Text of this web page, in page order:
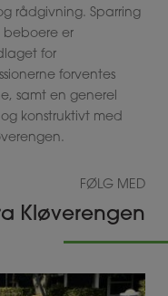
rådgivning. Sparring
beboere er
for
forventes
samt en generel
konstruktivt med
FØLG MED
Kløverengen